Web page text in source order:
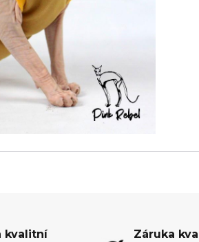
kvalitní
Záruka